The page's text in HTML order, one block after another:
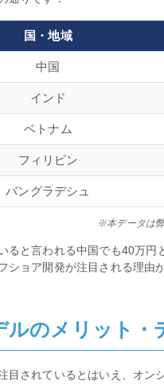
国・地域
中国
インド
ベトナム
フィリピン
バングラデシュ
※本データは
ると言われる中国でも40万円
ショア開発が注目される理由
ルのメリット・
目されているとはいえ、オン